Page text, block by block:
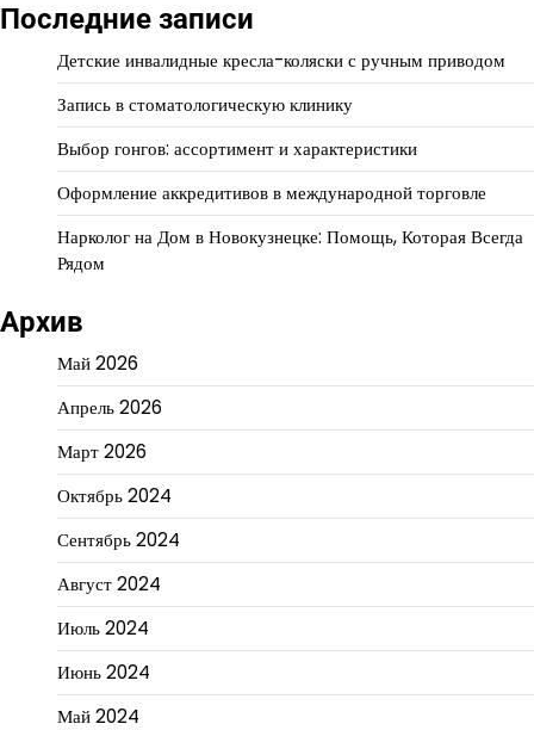
Последние записи
Детские инвалидные кресла-коляски с ручным приводом
Запись в стоматологическую клинику
Выбор гонгов: ассортимент и характеристики
Оформление аккредитивов в международной торговле
Нарколог на Дом в Новокузнецке: Помощь, Которая Всегда
Рядом
Архив
Май 2026
Апрель 2026
Март 2026
Октябрь 2024
Сентябрь 2024
Август 2024
Июль 2024
Июнь 2024
Май 2024